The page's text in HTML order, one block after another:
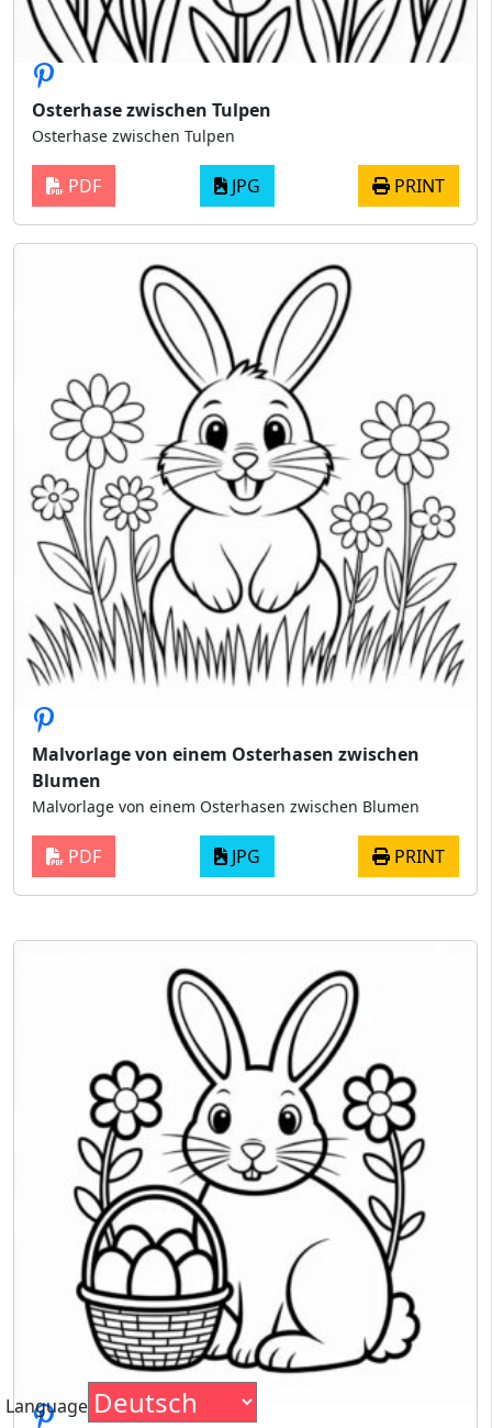
Osterhase zwischen Tulpen
Osterhase zwischen Tulpen
PDF JPG PRINT
Malvorlage von einem Osterhasen zwischen
Blumen
Malvorlage von einem Osterhasen zwischen Blumen
PDF JPG PRINT
Language